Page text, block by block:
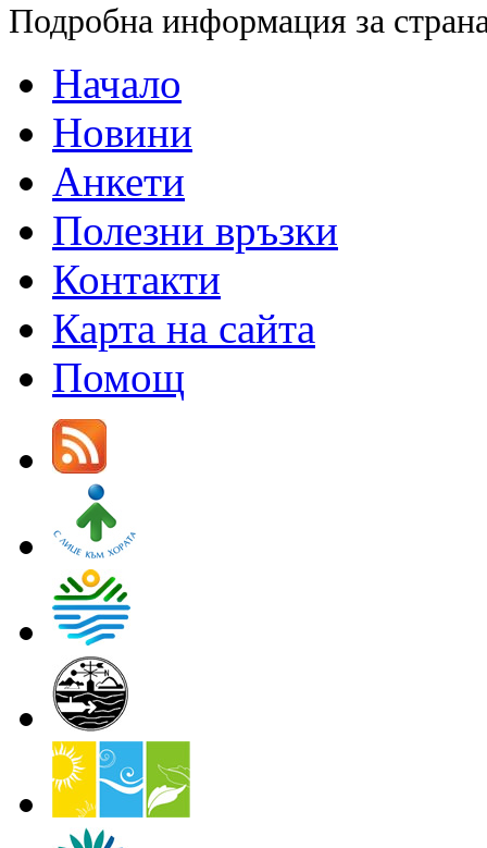
Подробна информация за
Начало
Новини
Анкети
Полезни връзки
Контакти
Карта на сайта
Помощ